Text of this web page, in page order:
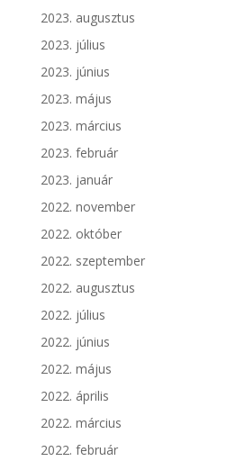
2023. augusztus
2023. július
2023. június
2023. május
2023. március
2023. február
2023. január
2022. november
2022. október
2022. szeptember
2022. augusztus
2022. július
2022. június
2022. május
2022. április
2022. március
2022. február